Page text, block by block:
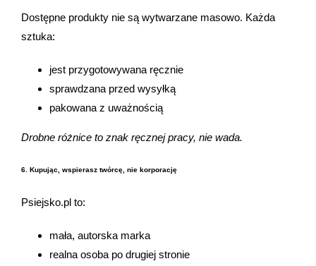
Dostępne produkty nie są wytwarzane masowo. Każda
sztuka:
jest przygotowywana ręcznie
sprawdzana przed wysyłką
pakowana z uważnością
Drobne różnice to znak ręcznej pracy, nie wada.
6. Kupując, wspierasz twórcę, nie korporację
Psiejsko.pl to:
mała, autorska marka
realna osoba po drugiej stronie